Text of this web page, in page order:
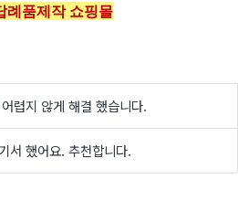
품제작 쇼핑몰
렵지 않게 해결 했습니다.
서 했어요. 추천합니다.